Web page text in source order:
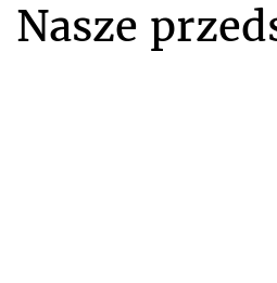
Nasze